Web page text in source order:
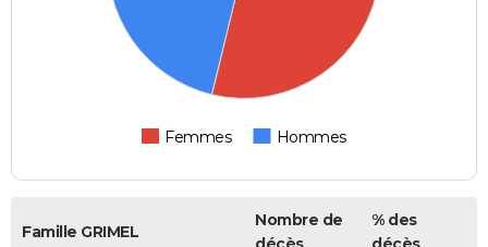
Femmes Hommes
Famille GRIMEL
Nombre de
% des